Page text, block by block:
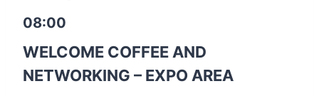
08:00
WELCOME COFFEE AND
NETWORKING – EXPO AREA